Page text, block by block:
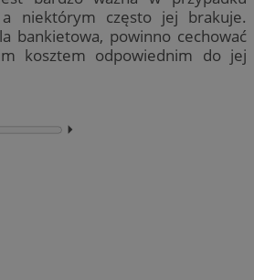
a niektórym często jej brakuje.
bankietowa, powinno cechować
kosztem odpowiednim do jej
⏵︎